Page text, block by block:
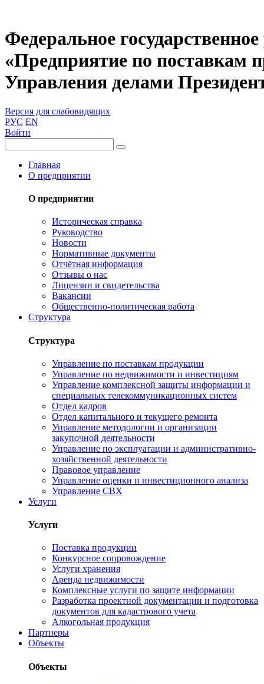
Федеральное
«Предприятие по поставкам
Управления делами
Версия для слабовидящих
РУС EN
Войти
Главная
О предприятии
О предприятии
Историческая справка
Руководство
Новости
Нормативные документы
Отчётная информация
Отзывы о нас
Лицензии и свидетельства
Вакансии
Общественно-политическая работа
Структура
Структура
Управление по поставкам продукции
Управление по недвижимости и инвестициям
Управление комплексной защиты информации и
специальных телекоммуникационных систем
Отдел кадров
Отдел капитального и текущего ремонта
Управление методологии и организации
закупочной деятельности
Управление по эксплуатации и административно-
хозяйственной деятельности
Правовое управление
Управление оценки и инвестиционного анализа
Управление СВХ
Услуги
Услуги
Поставка продукции
Конкурсное сопровождение
Услуги хранения
Аренда недвижимости
Комплексные услуги по защите информации
Разработка проектной документации и подготовка
документов для кадастрового учета
Алкогольная продукция
Партнеры
Объекты
Объекты